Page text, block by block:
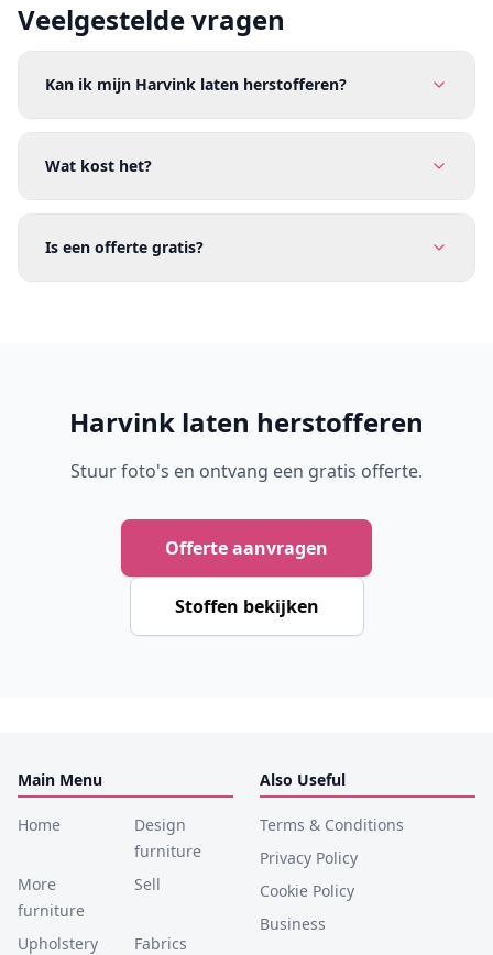
Veelgestelde vragen
Kan ik mijn Harvink laten herstofferen?
Wat kost het?
Is een offerte gratis?
Harvink laten herstofferen
Stuur foto's en ontvang een gratis offerte.
Offerte aanvragen
Stoffen bekijken
Main Menu
Home
Design
furniture
More
furniture
Sell
Upholstery
Fabrics
Also Useful
Terms & Conditions
Privacy Policy
Cookie Policy
Business